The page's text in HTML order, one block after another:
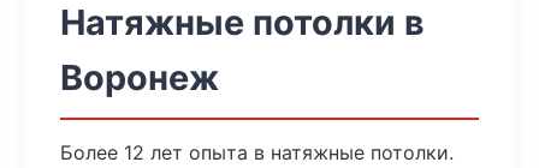
Натяжные потолки в
Воронеж
Более 12 лет опыта в натяжные потолки.